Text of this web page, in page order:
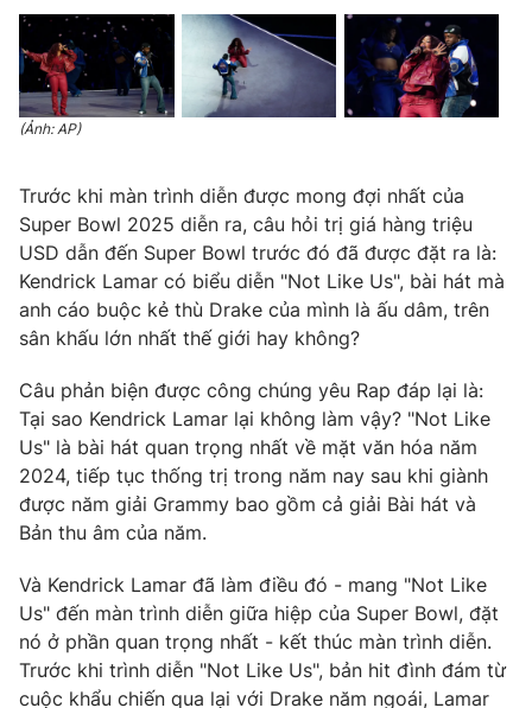
Tổng Biên tập:
Vũ Thanh Thủy
Phó Tổng Biên tập:
Nguyễn Thị Mỹ Hạnh, Phạm Quốc Thắng,
Nguyễn Trọng Ninh
Tổng đài VTV:024.38 355 931 - 024.38 355 932
024-7300.7108
® Cấm sao chép dưới mọi hình thức nếu không có sự chấp
thông tin từ website này.
(Ảnh: AP)
Trước khi màn trình diễn được mong đợi nhất của
Super Bowl 2025 diễn ra, câu hỏi trị giá hàng triệu
USD dẫn đến Super Bowl trước đó đã được đặt ra là:
Kendrick Lamar có biểu diễn "Not Like Us", bài hát mà
anh cáo buộc kẻ thù Drake của mình là ấu dâm, trên
sân khấu lớn nhất thế giới hay không?
Câu phản biện được công chúng yêu Rap đáp lại là:
Tại sao Kendrick Lamar lại không làm vậy? "Not Like
Us" là bài hát quan trọng nhất về mặt văn hóa năm
2024, tiếp tục thống trị trong năm nay sau khi giành
được năm giải Grammy bao gồm cả giải Bài hát và
Bản thu âm của năm.
Và Kendrick Lamar đã làm điều đó - mang "Not Like
Us" đến màn trình diễn giữa hiệp của Super Bowl, đặt
nó ở phần quan trọng nhất - kết thúc màn trình diễn.
Trước khi trình diễn "Not Like Us", bản hit đình đám từ
cuộc khẩu chiến qua lại với Drake năm ngoái, Lamar